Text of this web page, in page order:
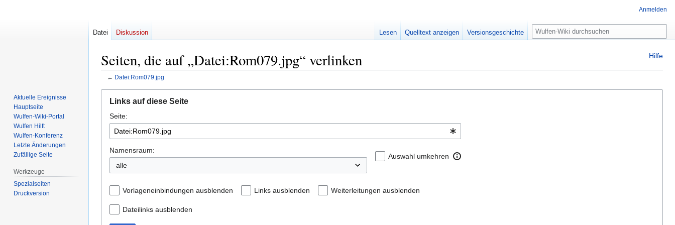
Hilfe
Seiten, die auf „Datei:Rom079.jpg“ verlinken
← Datei:Rom079.jpg
Navigation
springen
Suche
springen
Links auf diese Seite
Seite:
Namensraum:
Auswahl umkehren
Vorlageneinbindungen ausblenden Links ausblenden Weiterleitungen ausblenden
Dateilinks ausblenden
Anmelden
Datei Diskussion Lesen Quelltext anzeigen Versionsgeschichte
Suche
Aktuelle Ereignisse
Hauptseite
Wulfen-Wiki-Portal
Wulfen Hilft
Wulfen-Konferenz
Letzte Änderungen
Zufällige Seite
Werkzeuge
Spezialseiten
Druckversion